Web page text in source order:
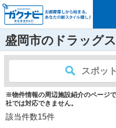
盛岡市のドラッグ
スポッ
※物件情報の周辺施設紹介のページ
社では対応できません。
該当件数15件